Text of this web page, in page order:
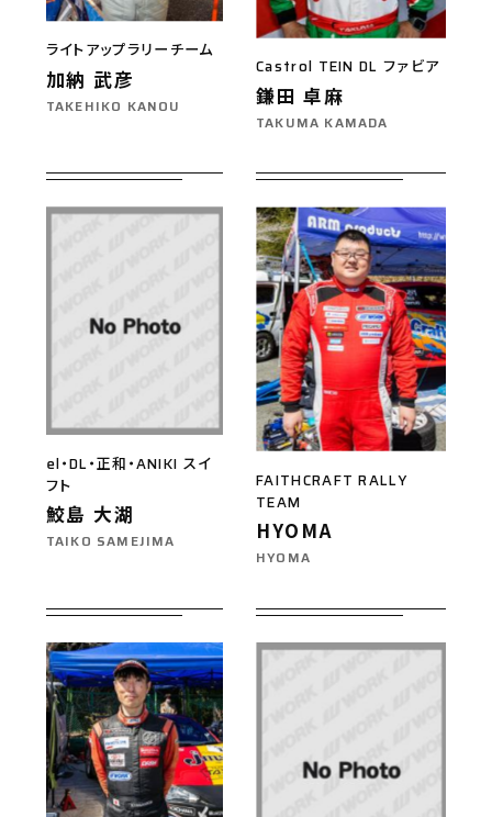
ライトアップラリーチーム
加納 武彦
TAKEHIKO KANOU
Castrol TEIN DL ファビア
鎌田 卓麻
TAKUMA KAMADA
el・DL・正和・ANIKI スイ
フト
鮫島 大湖
TAIKO SAMEJIMA
FAITHCRAFT RALLY
TEAM
HYOMA
HYOMA